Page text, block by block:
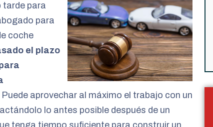
tarde para
para
coche
el plazo
Puede aprovechar al máximo el trabajo con un
lo antes posible después de un